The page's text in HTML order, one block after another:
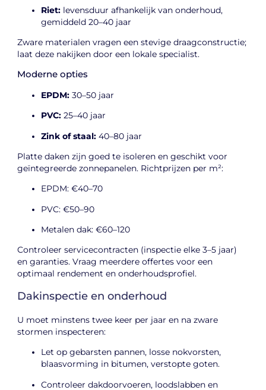
Riet: levensduur afhankelijk van onderhoud,
gemiddeld 20–40 jaar
Zware materialen vragen een stevige draagconstructie;
laat deze nakijken door een lokale specialist.
Moderne opties
EPDM: 30–50 jaar
PVC: 25–40 jaar
Zink of staal: 40–80 jaar
Platte daken zijn goed te isoleren en geschikt voor
geïntegreerde zonnepanelen. Richtprijzen per m²:
EPDM: €40–70
PVC: €50–90
Metalen dak: €60–120
Controleer servicecontracten (inspectie elke 3–5 jaar)
en garanties. Vraag meerdere offertes voor een
optimaal rendement en onderhoudsprofiel.
Dakinspectie en onderhoud
U moet minstens twee keer per jaar en na zware
stormen inspecteren:
Let op gebarsten pannen, losse nokvorsten,
blaasvorming in bitumen, verstopte goten.
Controleer dakdoorvoeren, loodslabben en